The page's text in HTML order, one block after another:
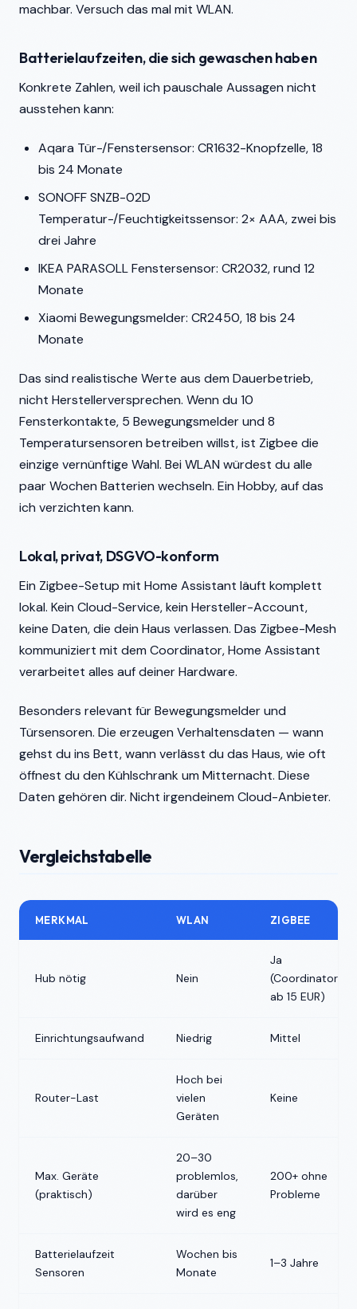
machbar. Versuch das mal mit WLAN.
Batterielaufzeiten, die sich gewaschen haben
Konkrete Zahlen, weil ich pauschale Aussagen nicht
ausstehen kann:
Aqara Tür-/Fenstersensor: CR1632-Knopfzelle, 18
bis 24 Monate
SONOFF SNZB-02D
Temperatur-/Feuchtigkeitssensor: 2× AAA, zwei bis
drei Jahre
IKEA PARASOLL Fenstersensor: CR2032, rund 12
Monate
Xiaomi Bewegungsmelder: CR2450, 18 bis 24
Monate
Das sind realistische Werte aus dem Dauerbetrieb,
nicht Herstellerversprechen. Wenn du 10
Fensterkontakte, 5 Bewegungsmelder und 8
Temperatursensoren betreiben willst, ist Zigbee die
einzige vernünftige Wahl. Bei WLAN würdest du alle
paar Wochen Batterien wechseln. Ein Hobby, auf das
ich verzichten kann.
Lokal, privat, DSGVO-konform
Ein Zigbee-Setup mit Home Assistant läuft komplett
lokal. Kein Cloud-Service, kein Hersteller-Account,
keine Daten, die dein Haus verlassen. Das Zigbee-Mesh
kommuniziert mit dem Coordinator, Home Assistant
verarbeitet alles auf deiner Hardware.
Besonders relevant für Bewegungsmelder und
Türsensoren. Die erzeugen Verhaltensdaten — wann
gehst du ins Bett, wann verlässt du das Haus, wie oft
öffnest du den Kühlschrank um Mitternacht. Diese
Daten gehören dir. Nicht irgendeinem Cloud-Anbieter.
Vergleichstabelle
MERKMAL WLAN ZIGBEE
Hub nötig Nein
Ja
(Coordinator,
ab 15 EUR)
Einrichtungsaufwand Niedrig Mittel
Router-Last
Hoch bei
vielen
Geräten
Keine
Max. Geräte
(praktisch)
20–30
problemlos,
darüber
wird es eng
200+ ohne
Probleme
Batterielaufzeit
Sensoren
Wochen bis
Monate
1–3 Jahre